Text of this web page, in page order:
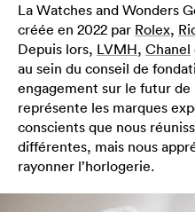
La Watches and Wonders
créée en 2022 par Rolex,
Depuis lors, LVMH, Chanel
au sein du conseil de
engagement sur le futur de
représente les marques
conscients que nous
différentes, mais nous
rayonner l’horlogerie.